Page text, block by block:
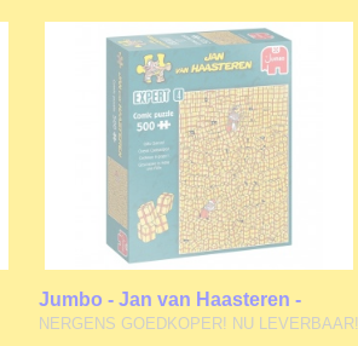
Jumbo - Jan van Haasteren -
Legpuzzel - Expert 4 - Overal
NERGENS GOEDKOPER! NU LEVERBAAR!